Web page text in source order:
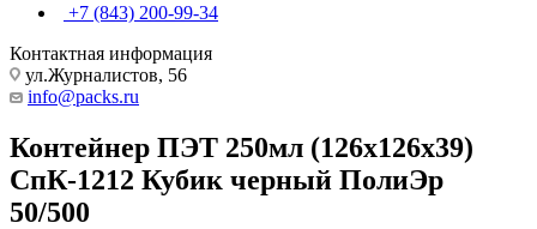
+7 (843) 200-99-34
Контактная информация
ул.Журналистов, 56
info@packs.ru
Контейнер ПЭТ 250мл (126х126х39)
СпК-1212 Кубик черный ПолиЭр
50/500